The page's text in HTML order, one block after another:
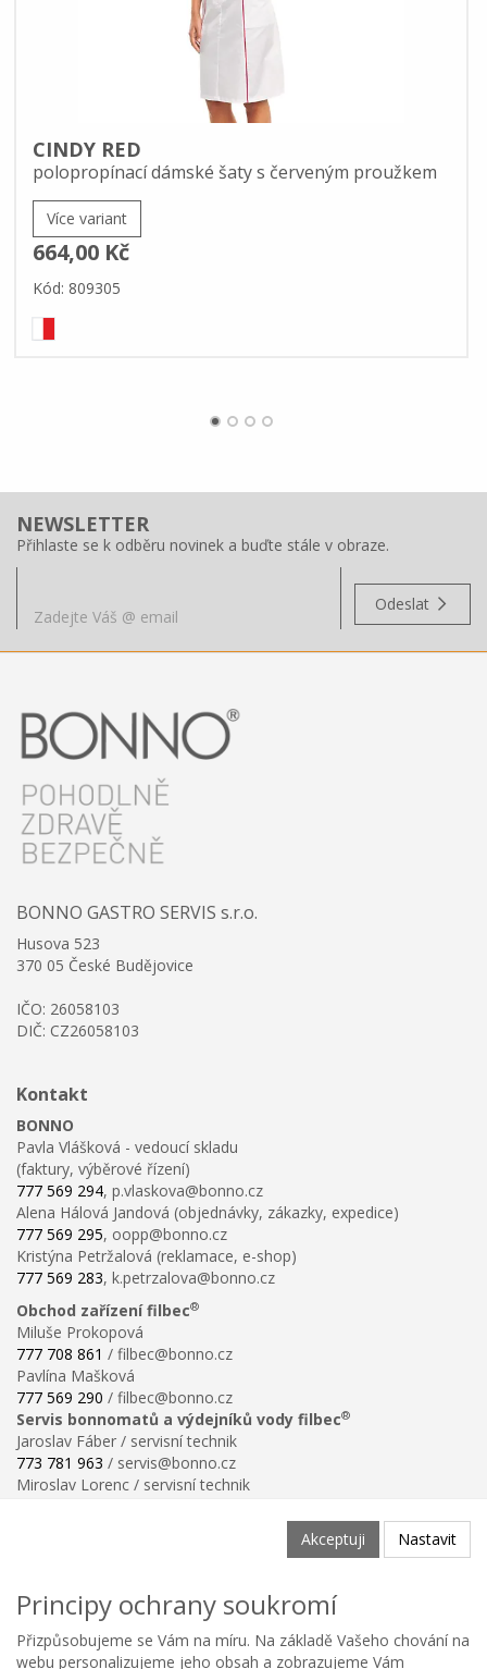
CINDY RED
polopropínací dámské šaty s červeným proužkem
Více variant
664,00 Kč
Kód: 809305
NEWSLETTER
Přihlaste se k odběru novinek a buďte stále v obraze.
Odeslat
BONNO GASTRO SERVIS s.r.o.
Husova 523
370 05 České Budějovice
IČO: 26058103
DIČ: CZ26058103
Kontakt
BONNO
Pavla Vlášková - vedoucí skladu
(faktury, výběrové řízení)
777 569 294, p.vlaskova@bonno.cz
Alena Hálová Jandová (objednávky, zákazky, expedice)
777 569 295, oopp@bonno.cz
Kristýna Petržalová (reklamace, e-shop)
777 569 283, k.petrzalova@bonno.cz
Obchod zařízení filbec®
Miluše Prokopová
777 708 861 / filbec@bonno.cz
Pavlína Mašková
777 569 290 / filbec@bonno.cz
Servis bonnomatů a výdejníků vody filbec®
Jaroslav Fáber / servisní technik
773 781 963 / servis@bonno.cz
Miroslav Lorenc / servisní technik
Ochrana osobních údajů
Poučení o právu na odstoupení od smlouvy
Reklamační řád
Reklamační protokol ke stažení
Akceptuji Nastavit
Principy ochrany soukromí
Přizpůsobujeme se Vám na míru. Na základě Vašeho chování na
webu personalizujeme jeho obsah a zobrazujeme Vám